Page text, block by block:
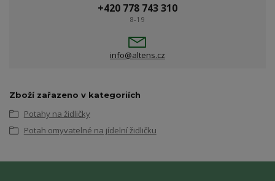
+420 778 743 310
8-19
info@altens.cz
Zboží zařazeno v kategoriích
Potahy na židličky
Potah omyvatelné na jídelní židličku